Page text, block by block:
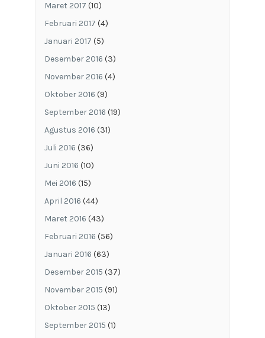
Maret 2017 (10)
Februari 2017 (4)
Januari 2017 (5)
Desember 2016 (3)
November 2016 (4)
Oktober 2016 (9)
September 2016 (19)
Agustus 2016 (31)
Juli 2016 (36)
Juni 2016 (10)
Mei 2016 (15)
April 2016 (44)
Maret 2016 (43)
Februari 2016 (56)
Januari 2016 (63)
Desember 2015 (37)
November 2015 (91)
Oktober 2015 (13)
September 2015 (1)